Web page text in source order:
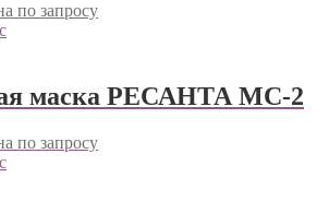
по запросу
маска РЕСАНТА МС-2
по запросу